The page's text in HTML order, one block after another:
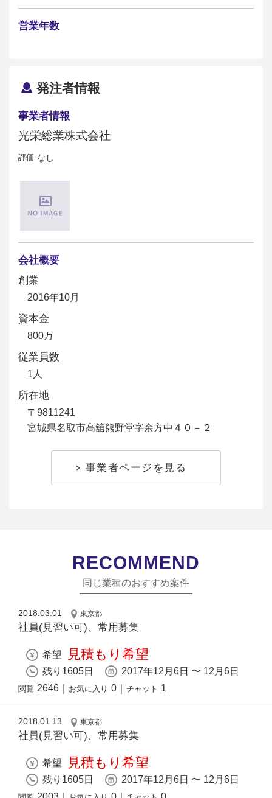
営業年数
発注者情報
事業者情報
光栄総業株式会社
評価 なし
会社概要
創業
2016年10月
資本金
800万
従業員数
1人
所在地
〒9811241
宮城県名取市高舘熊野堂字余方中４０－２
事業者ページを見る
RECOMMEND
同じ業種のおすすめ案件
2018.03.01 東京都
社員(見習い可)、常用募集
希望 見積もり希望
残り1605日 2017年12月6日 〜 12月6日
閲覧 2646 お気に入り 0 チャット 1
2018.01.13 東京都
社員(見習い可)、常用募集
希望 見積もり希望
残り1605日 2017年12月6日 〜 12月6日